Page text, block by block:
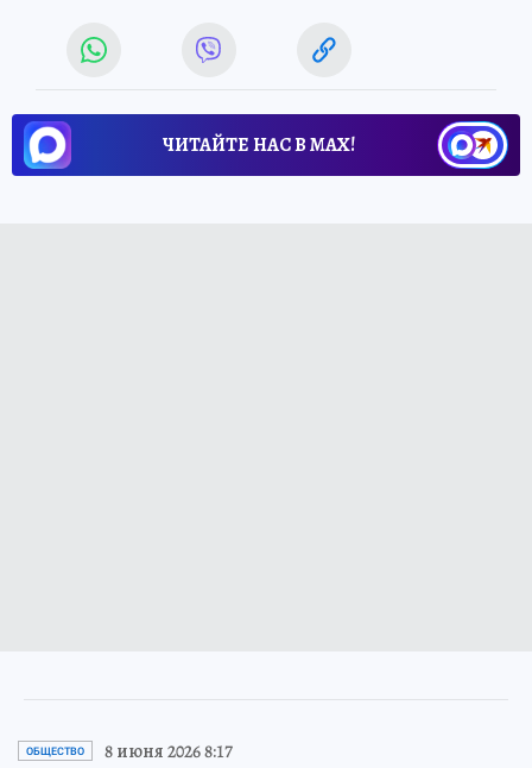
ЧИТАЙТЕ НАС В МАХ!
ОБЩЕСТВО 8 июня 2026 8:17